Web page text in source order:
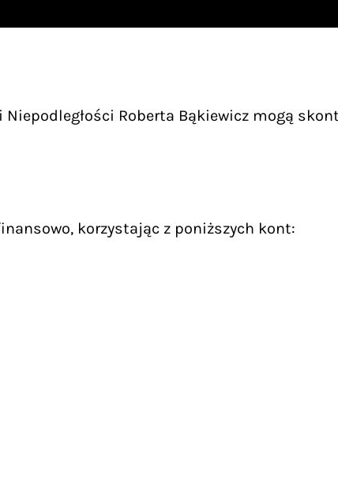
Roberta Bąkiewicz mogą
korzystając z poniższych kont: